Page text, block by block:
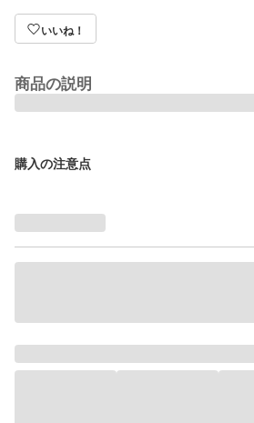
いいね！
商品の説明
購入の注意点